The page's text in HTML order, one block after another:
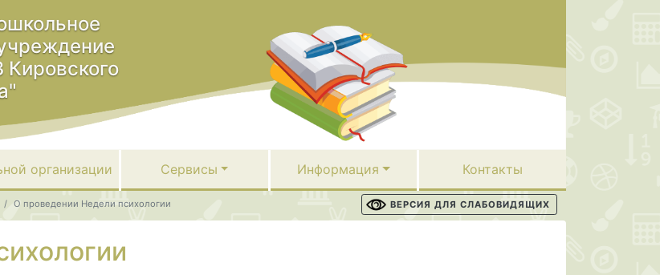
организации Сервисы Информация Контакты
О проведении Недели психологии ВЕРСИЯ ДЛЯ СЛАБОВИДЯЩИХ